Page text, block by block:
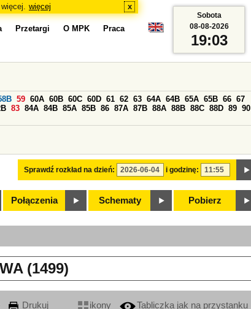
więcej x
Przetargi O MPK Praca
Sprawdź rozkład na dzień: i godzinę:
59 60A 60B 60C 60D 61 62 63 64A 64B 65A 65B 66 67
83 84A 84B 85A 85B 86 87A 87B 88A 88B 88C 88D 89 90
Połączenia Schematy Pobierz
Sobota
08-08-2026
19:03
(1499)
Drukuj ikony
Tabliczka jak na przystanku